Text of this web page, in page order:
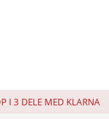
I 3 DELE MED KLARNA